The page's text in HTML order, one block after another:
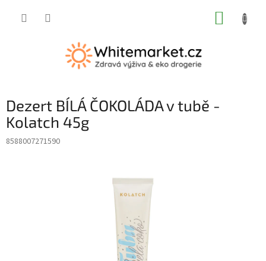
Dezert BÍLÁ ČOKOLÁDA v tubě -
Kolatch 45g
8588007271590